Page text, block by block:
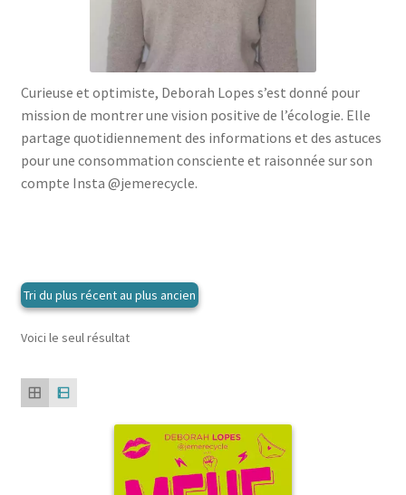
Médecine douces
enfant
menu
Collections
Ouvrir
le
menu
enfant
Curieuse et optimiste, Deborah Lopes s’est donné pour
mission de montrer une vision positive de l’écologie. Elle
partage quotidiennement des informations et des astuces
pour une consommation consciente et raisonnée sur son
compte Insta @jemerecycle.
Voici le seul résultat